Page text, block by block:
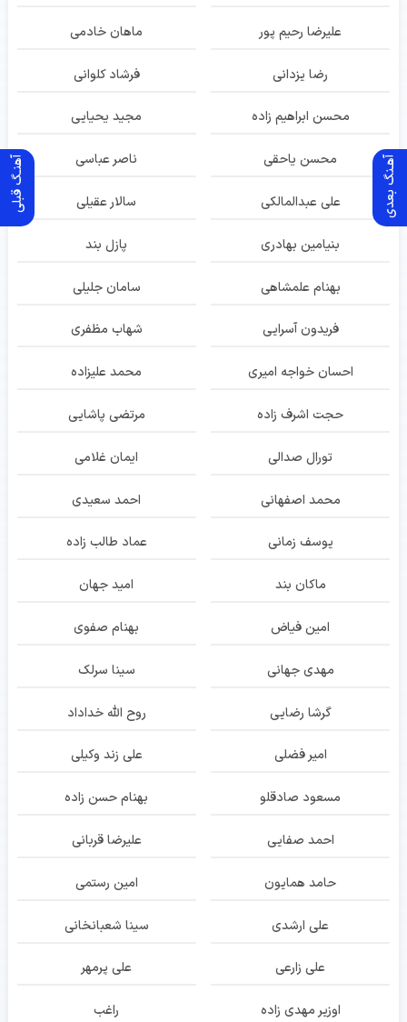
آهنـگ قبلی آهـنگ بعدی
علیرضا رحیم پور ماهان خادمی
رضا یزدانی فرشاد کلوانی
محسن ابراهیم زاده مجید یحیایی
محسن یاحقی ناصر عباسی
علی عبدالمالکی سالار عقیلی
بنیامین بهادری پازل بند
بهنام علمشاهی سامان جلیلی
فریدون آسرایی شهاب مظفری
احسان خواجه امیری محمد علیزاده
حجت اشرف زاده مرتضی پاشایی
تورال صدالی ایمان غلامی
محمد اصفهانی احمد سعیدی
یوسف زمانی عماد طالب زاده
ماکان بند امید جهان
امین فیاض بهنام صفوی
مهدی جهانی سینا سرلک
گرشا رضایی روح الله خداداد
امیر فضلی علی زند وکیلی
مسعود صادقلو بهنام حسن زاده
احمد صفایی علیرضا قربانی
حامد همایون امین رستمی
علی ارشدی سینا شعبانخانی
علی زارعی علی پرمهر
اوزیر مهدی زاده راغب